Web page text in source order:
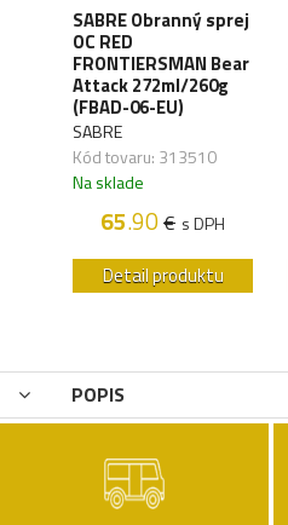
SABRE Obranný sprej
OC RED
FRONTIERSMAN Bear
Attack 272ml/260g
(FBAD-06-EU)
SABRE
Kód tovaru: 313510
Na sklade
65.90€ s DPH
Detail produktu
POPIS